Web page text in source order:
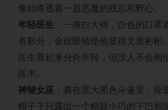
像始终透着一股恶魔的残忍和野心。
年轻医生 ：一身白大褂，白色的口罩
有鄯分，金丝眼镜使他显得文质彬彬
医生看起来分外年轻，但没人不会相
医术。
神秘女巫 ：裹在宽大黑色斗篷里，应
帽子下只露出一个精致小巧的下巴和